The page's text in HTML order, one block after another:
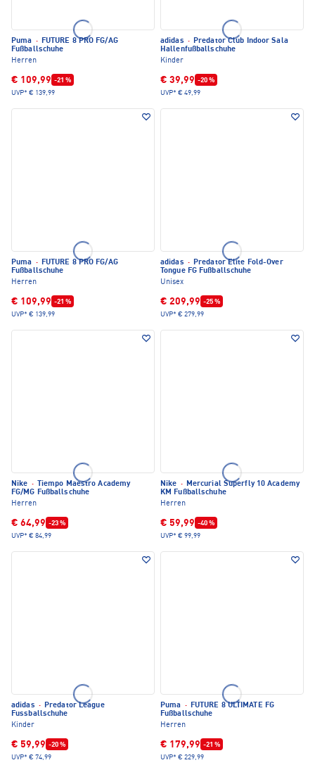
Puma · FUTURE 8 PRO FG/AG
Fußballschuhe
Herren
€ 109,99 -21 %
UVP* € 139,99
adidas · Predator Club Indoor Sala
Hallenfußballschuhe
Kinder
€ 39,99 -20 %
UVP* € 49,99
Puma · FUTURE 8 PRO FG/AG
Fußballschuhe
Herren
€ 109,99 -21 %
UVP* € 139,99
adidas · Predator Elite Fold-Over
Tongue FG Fußballschuhe
Unisex
€ 209,99 -25 %
UVP* € 279,99
Nike ·
Tiempo Maestro Academy
FG/MG Fußballschuhe
Herren
€ 64,99 -23 %
UVP* € 84,99
Nike · Mercurial Superfly 10 Academy
KM Fußballschuhe
Herren
€ 59,99 -40 %
UVP* € 99,99
adidas · Predator League
Fussballschuhe
Kinder
€ 59,99 -20 %
UVP* € 74,99
Puma · FUTURE 8 ULTIMATE FG
Fußballschuhe
Herren
€ 179,99 -21 %
UVP* € 229,99